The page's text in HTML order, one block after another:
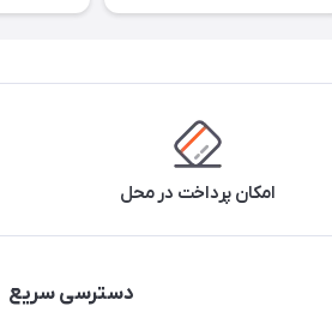
امکان پرداخت در محل
دسترسی سریع